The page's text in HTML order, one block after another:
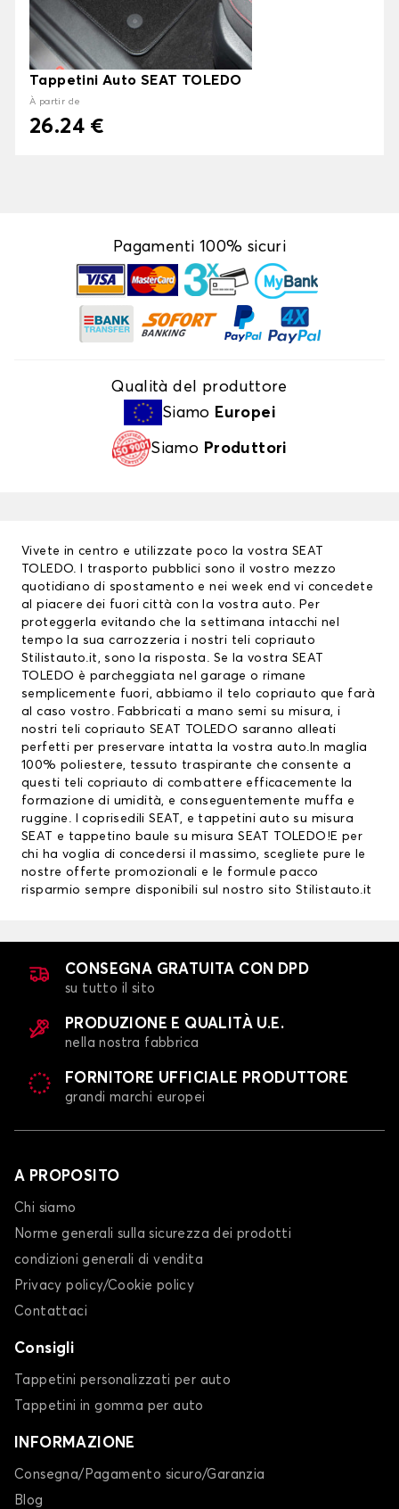
Tappetini Auto SEAT TOLEDO
À partir de
26.24 €
Pagamenti 100% sicuri
Qualità del produttore
Siamo Europei
Siamo Produttori
Vivete in centro e utilizzate poco la vostra SEAT
TOLEDO. I trasporto pubblici sono il vostro mezzo
quotidiano di spostamento e nei week end vi concedete
al piacere dei fuori città con la vostra auto. Per
proteggerla evitando che la settimana intacchi nel
tempo la sua carrozzeria i nostri teli copriauto
Stilistauto.it, sono la risposta. Se la vostra SEAT
TOLEDO è parcheggiata nel garage o rimane
semplicemente fuori, abbiamo il telo copriauto que farà
al caso vostro. Fabbricati a mano semi su misura, i
nostri teli copriauto SEAT TOLEDO saranno alleati
perfetti per preservare intatta la vostra auto.In maglia
100% poliestere, tessuto traspirante che consente a
questi teli copriauto di combattere efficacemente la
formazione di umidità, e conseguentemente muffa e
ruggine. Icoprisedili SEAT , e tappetini auto su misura
SEAT e tappetino baule su misura SEAT TOLEDO!E per
chi ha voglia di concedersi il massimo, scegliete pure le
nostre offerte promozionali e le formule pacco
risparmio sempre disponibili sul nostro sito Stilistauto.it
CONSEGNA GRATUITA CON DPD
su tutto il sito
PRODUZIONE E QUALITÀ U.E.
nella nostra fabbrica
FORNITORE UFFICIALE PRODUTTORE
grandi marchi europei
A PROPOSITO
Chi siamo
Norme generali sulla sicurezza dei prodotti
condizioni generali di vendita
Privacy policy/Cookie policy
Contattaci
Consigli
Tappetini personalizzati per auto
Tappetini in gomma per auto
INFORMAZIONE
Consegna/Pagamento sicuro/Garanzia
Blog